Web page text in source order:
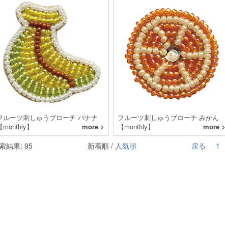
ルーツ刺しゅうブローチ バナナ
monthly】
more >
フルーツ刺しゅうブローチ みかん
【monthly】
more >
結果: 95 戻る 1
新着順 / 人気順